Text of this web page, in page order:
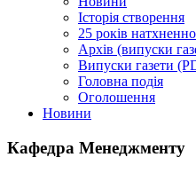
Історія створення
25 років
Архів (випуски
Випуски газети
Головна подія
Оголошення
Новини
Кафедра Менеджменту